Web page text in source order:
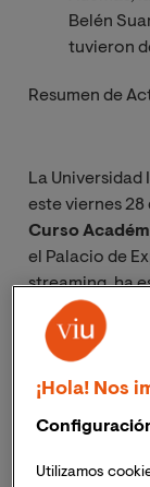
Belén
tuvieron
Resumen de
La
este viernes 28
Curso
el Palacio de
streaming, ha
e ilusión ante
posibilidades y
¡Hola! Nos
Utilizamos